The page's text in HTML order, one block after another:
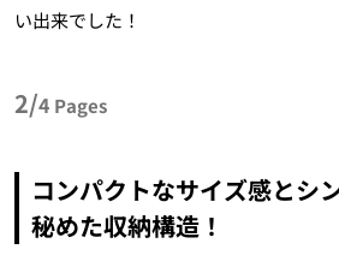
い出来でした！
2/4 Pages
コンパクトなサイズ感とシ
秘めた収納構造！